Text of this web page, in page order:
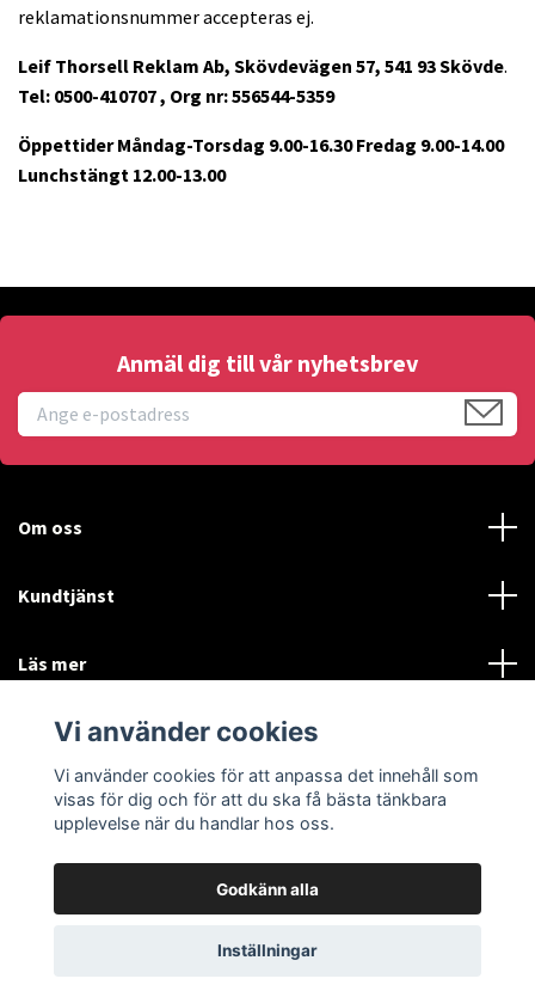
reklamationsnummer accepteras ej.
Leif Thorsell Reklam Ab, Skövdevägen 57, 541 93 Skövde.
Tel: 0500-410707 , Org nr: 556544-5359
Öppettider Måndag-Torsdag 9.00-16.30 Fredag 9.00-14.00
Lunchstängt 12.00-13.00
Anmäl dig till vår nyhetsbrev
Om oss
Kundtjänst
Läs mer
Sociala medier
© 2026 Thorsells ReklamPowered by Quickbutik
Vi använder cookies
Vi använder cookies för att anpassa det innehåll som
visas för dig och för att du ska få bästa tänkbara
upplevelse när du handlar hos oss.
Godkänn alla
Inställningar